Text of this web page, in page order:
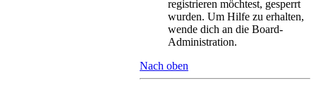
registrieren möchtest, gesperrt
wurden. Um Hilfe zu erhalten,
wende dich an die Board-
Administration.
Nach oben